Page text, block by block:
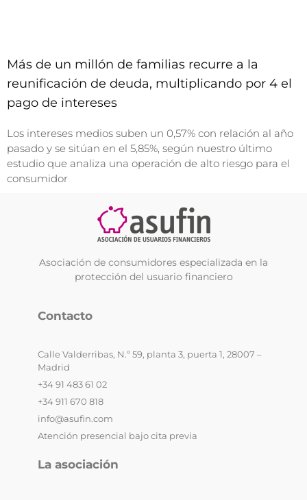
Más de un millón de familias recurre a la
reunificación de deuda, multiplicando por 4 el
pago de intereses
Los intereses medios suben un 0,57% con relación al año
pasado y se sitúan en el 5,85%, según nuestro último
estudio que analiza una operación de alto riesgo para el
consumidor
Asociación de consumidores especializada en la
protección del usuario financiero
Contacto
Calle Valderribas, N.º 59, planta 3, puerta 1, 28007 –
Madrid
+34 91 483 61 02
+34 911 670 818
info@asufin.com
Atención presencial bajo cita previa
La asociación